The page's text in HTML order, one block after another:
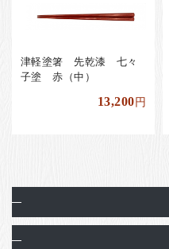
津軽塗箸 先乾漆 七々
子塗 赤（中）
13,200円